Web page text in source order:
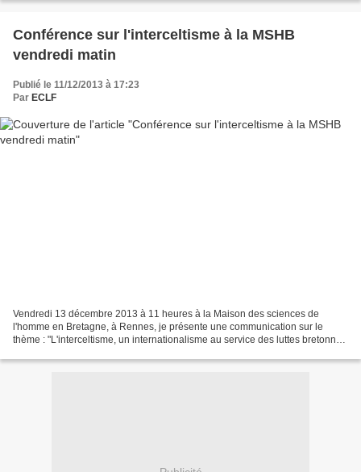
Conférence sur l'interceltisme à la MSHB
vendredi matin
Publié le 11/12/2013 à 17:23
Par ECLF
Vendredi 13 décembre 2013 à 11 heures à la Maison des sciences de
l'homme en Bretagne, à Rennes, je présente une communication sur le
thème : "L'interceltisme, un internationalisme au service des luttes bretonnes